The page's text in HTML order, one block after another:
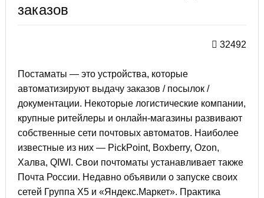
заказов
32492
Постаматы — это устройства, которые
автоматизируют выдачу заказов / посылок /
документации. Некоторые логистические компании,
крупные ритейлеры и онлайн-магазины развивают
собственные сети почтовых автоматов. Наиболее
известные из них — PickPoint, Boxberry, Ozon,
Халва, QIWI. Свои почтоматы устанавливает также
Почта России. Недавно объявили о запуске своих
сетей Группа X5 и «Яндекс.Маркет». Практика